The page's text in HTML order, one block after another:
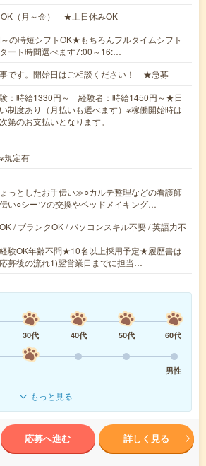
OK（月～金） ★土日休みOK
の時短シフトOK★もちろんフルタイムシフト
ート時間選べます7:00～16:…
です。開始日はご相談ください！ ★急募
：時給1330円～ 経験者：時給1450円～★日
制度あり（月払いも選べます）※稼働開始時は
第のお支払いとなります。
規定有
っとしたお手伝い≫○カルテ整理などの看護師
い○シーツの交換やベッドメイキング…
/ ブランクOK / パソコンスキル不要 / 英語力不
験OK年齢不問★10名以上採用予定★履歴書は
募後の流れ1)翌営業日までに担当…
30代 40代 50代
60代
男性
もっと見る
応募へ進む 詳しく見る